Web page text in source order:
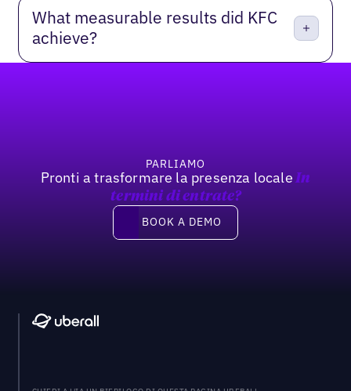
What measurable results did KFC
achieve?
PARLIAMO
Pronti a trasformare la presenza locale In
termini di entrate?
Book a demo
BOOK A DEMO